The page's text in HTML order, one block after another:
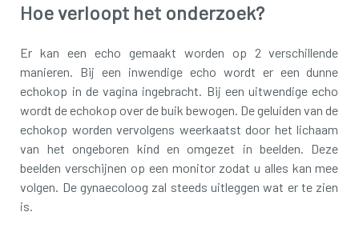
Hoe verloopt het onderzoek?
Er kan een echo gemaakt worden op 2 verschillende
manieren. Bij een inwendige echo wordt er een dunne
echokop in de vagina ingebracht. Bij een uitwendige echo
wordt de echokop over de buik bewogen. De geluiden van de
echokop worden vervolgens weerkaatst door het lichaam
van het ongeboren kind en omgezet in beelden. Deze
beelden verschijnen op een monitor zodat u alles kan mee
volgen. De gynaecoloog zal steeds uitleggen wat er te zien
is.